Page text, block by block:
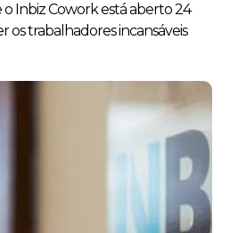
Inbiz Cowork está aberto 24
os trabalhadores incansáveis